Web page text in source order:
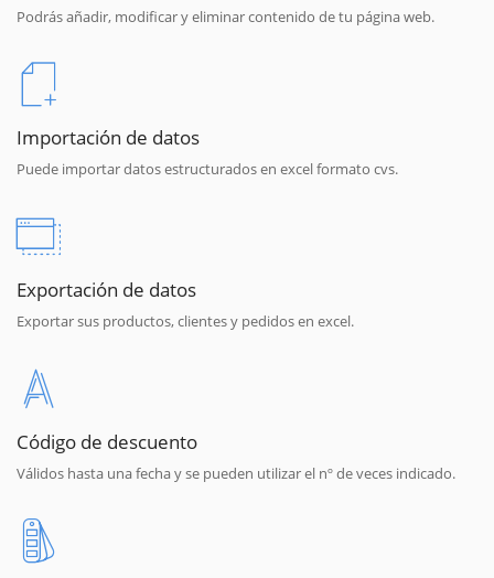
Podrás añadir, modificar y eliminar contenido de tu página web.
Importación de datos
Puede importar datos estructurados en excel formato cvs.
Exportación de datos
Exportar sus productos, clientes y pedidos en excel.
Código de descuento
Válidos hasta una fecha y se pueden utilizar el nº de veces indicado.